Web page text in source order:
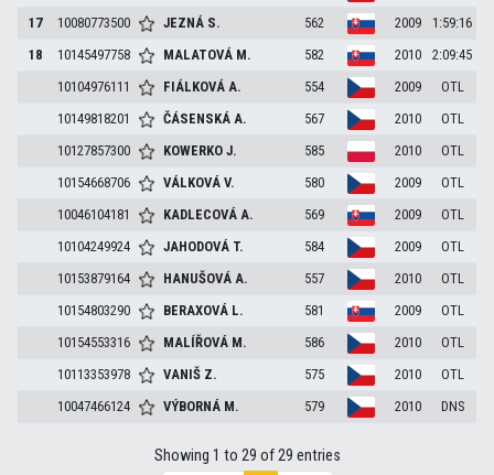
17
10080773500 JEZNÁ S. 562 2009
1:59:16
18
10145497758 MALATOVÁ M. 582 2010
2:09:45
10104976111
FIÁLKOVÁA. 554 2009
OTL
10149818201
ČÁSENSKÁA. 567 2010
OTL
10127857300
KOWERKOJ. 585 2010
OTL
10154668706
VÁLKOVÁV. 580 2009
OTL
10046104181
KADLECOVÁA. 569 2009
OTL
10104249924
JAHODOVÁ T. 584 2009
OTL
10153879164
HANUŠOVÁA. 557 2010
OTL
10154803290
BERAXOVÁ L. 581 2009
OTL
10154553316
MALÍŘOVÁ M. 586 2010
OTL
10113353978
VANIŠ Z. 575 2010
OTL
10047466124
VÝBORNÁ M. 579 2010 DNS
Showing 1 to 29 of 29 entries